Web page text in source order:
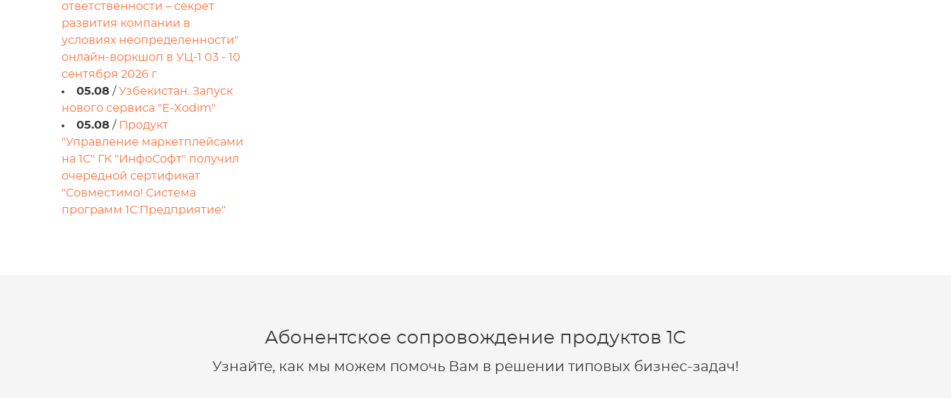
ответственности – секрет
развития компании в
условиях неопределенности"
онлайн-воркшоп в УЦ-1 03 - 10
сентября 2026 г.
05.08 / Узбекистан. Запуск
нового сервиса "E-Xodim"
05.08 / Продукт
"Управление маркетплейсами
на 1С" ГК "ИнфоСофт" получил
очередной сертификат
"Совместимо! Система
программ 1С:Предприятие"
Абонентское сопровождение продуктов 1C
Узнайте, как мы можем помочь Вам в решении типовых бизнес-задач!